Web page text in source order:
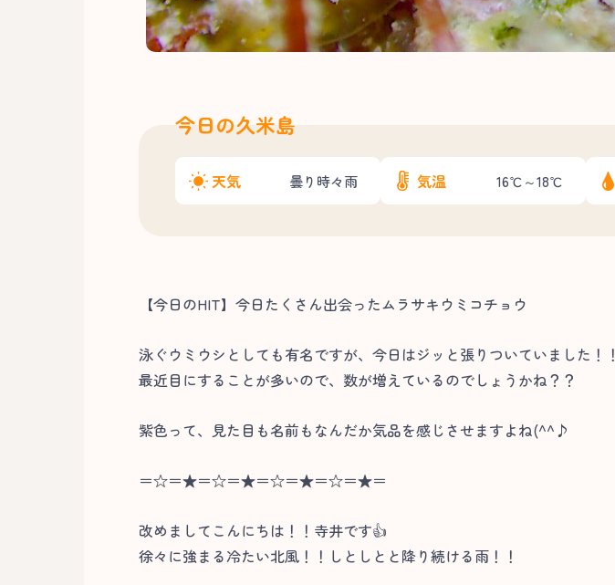
今日の久米島
天気 曇り時々雨 気温 16℃～18℃
【今日のHIT】今日たくさん出会ったムラサキウミコチョウ
泳ぐウミウシとしても有名ですが、今日はジッと張りついていました！！
最近目にすることが多いので、数が増えているのでしょうかね？？
紫色って、見た目も名前もなんだか気品を感じさせますよね(^^♪
＝☆＝★＝☆＝★＝☆＝★＝☆＝★＝
改めましてこんにちは！！寺井です👍
徐々に強まる冷たい北風！！しとしとと降り続ける雨！！